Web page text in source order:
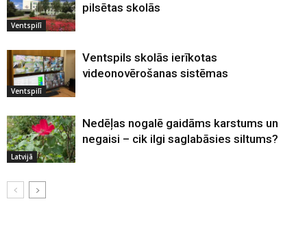
Ventspilī
pilsētas skolās
Ventspilī
Ventspils skolās ierīkotas
videonovērošanas sistēmas
Latvijā
Nedēļas nogalē gaidāms karstums un
negaisi – cik ilgi saglabāsies siltums?